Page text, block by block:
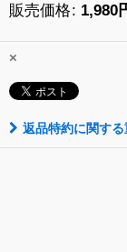
販売価格: 1,980
×
返品特約に関す